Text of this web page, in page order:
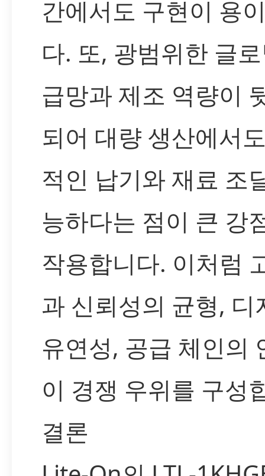
간에서도 구현이 용
다. 또, 광범위한 글
급망과 제조 역량이
되어 대량 생산에서
적인 납기와 재료 조
능하다는 점이 큰 강
작용합니다. 이처럼
과 신뢰성의 균형, 디
유연성, 공급 체인의
이 경쟁 우위를 구성
결론